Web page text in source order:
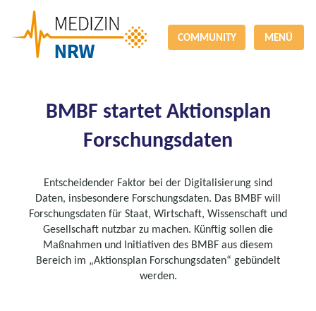
COMMUNITY MENÜ
BMBF startet Aktionsplan
Forschungsdaten
Entscheidender Faktor bei der Digitalisierung sind
Daten, insbesondere Forschungsdaten. Das BMBF will
Forschungsdaten für Staat, Wirtschaft, Wissenschaft und
Gesellschaft nutzbar zu machen. Künftig sollen die
Maßnahmen und Initiativen des BMBF aus diesem
Bereich im „Aktionsplan Forschungsdaten“ gebündelt
werden.